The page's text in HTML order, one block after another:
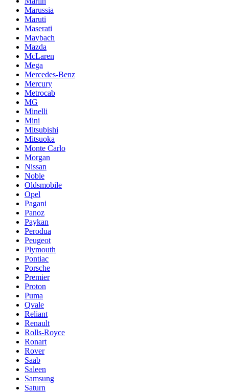
Marussia
Maruti
Maserati
Maybach
Mazda
McLaren
Mega
Mercedes-Benz
Mercury
Metrocab
MG
Minelli
Mini
Mitsubishi
Mitsuoka
Monte Carlo
Morgan
Nissan
Noble
Oldsmobile
Opel
Pagani
Panoz
Paykan
Perodua
Peugeot
Plymouth
Pontiac
Porsche
Premier
Proton
Puma
Qvale
Reliant
Renault
Rolls-Royce
Ronart
Rover
Saab
Saleen
Samsung
Saturn